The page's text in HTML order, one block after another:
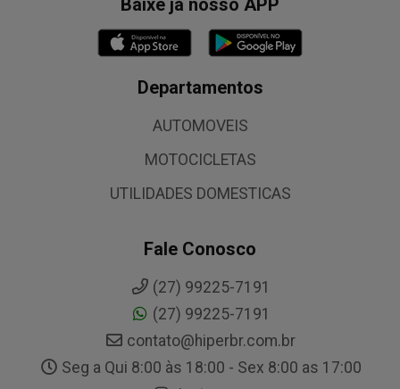
Baixe já nosso APP
Departamentos
AUTOMOVEIS
MOTOCICLETAS
UTILIDADES DOMESTICAS
Fale Conosco
(27) 99225-7191
(27) 99225-7191
contato@hiperbr.com.br
Seg a Qui 8:00 às 18:00 - Sex 8:00 as 17:00